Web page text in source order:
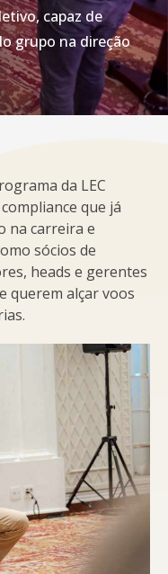
capaz de
grupo na direção
da LEC
que já
na carreira e
sócios de
heads e gerentes
querem alçar voos